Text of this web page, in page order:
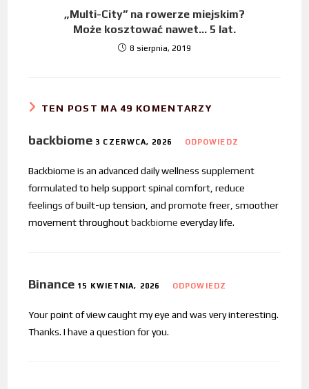
„Multi-City” na rowerze miejskim?
Może kosztować nawet… 5 lat.
8 sierpnia, 2019
TEN POST MA 49 KOMENTARZY
backbiome 3 CZERWCA, 2026 ODPOWIEDZ
Backbiome is an advanced daily wellness supplement
formulated to help support spinal comfort, reduce
feelings of built-up tension, and promote freer, smoother
movement throughoutbackbiome everyday life.
Binance 15 KWIETNIA, 2026 ODPOWIEDZ
Your point of view caught my eye and was very interesting.
Thanks. I have a question for you.